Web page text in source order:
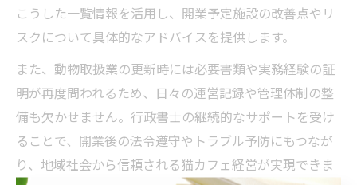
こうした一覧情報を活用し、開業予定施設の改善点やリ
スクについて具体的なアドバイスを提供します。
また、動物取扱業の更新時には必要書類や実務経験の証
明が再度問われるため、日々の運営記録や管理体制の整
備も欠かせません。行政書士の継続的なサポートを受け
ることで、開業後の法令遵守やトラブル予防にもつなが
り、地域社会から信頼される猫カフェ経営が実現できま